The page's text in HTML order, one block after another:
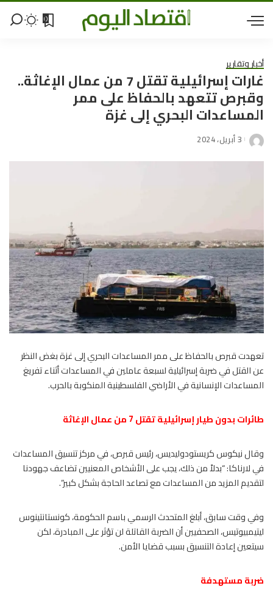
0
أخبار وتقارير
غارات إسرائيلية تقتل 7 من عمال الإغاثة..
وقبرص تتعهد بالحفاظ على ممر
المساعدات البحري إلى غزة
3 أبريل، 2024
تعهدت قبرص بالحفاظ على ممر المساعدات البحري إلى غزة بغض النظر
عن القتل في ضربة إسرائيلية لسبعة عاملين في المساعدات أثناء تفريغ
المساعدات الإنسانية في الأراضي الفلسطينية المنكوبة بالحرب.
طائرات بدون طيار إسرائيلية تقتل 7 من عمال الإغاثة
وقال نيكوس كريستودوليديس، رئيس قبرص، في مركز تنسيق المساعدات
في لارناكا: “بدلاً من ذلك، يجب على الأشخاص المعنيين تضاعف جهودنا
لتقديم المزيد من المساعدات مع تصاعد الحاجة بشكل كبير”.
وفي وقت سابق، أبلغ المتحدث الرسمي باسم الحكومة، كونستانتينوس
ليتيمبيوتيس، الصحفيين أن الضربة القاتلة لن تؤثر على المبادرة، لكن
سيتعين إعادة التنسيق بسبب قضايا الأمن.
ضربة مستهدفة